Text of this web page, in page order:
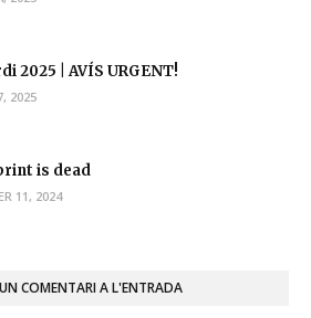
2025 | AVÍS URGENT!
2025
is dead
11, 2024
COMENTARI A L'ENTRADA